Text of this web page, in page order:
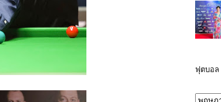
ฟุตบอล